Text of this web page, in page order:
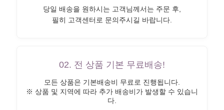
당일 배송을 원하시는 고객님께서는 주문 후,
필히 고객센터로 문의주시길 바랍니다.
02. 전 상품 기본 무료배송!
모든 상품은 기본배송비 무료로 진행됩니다.
※ 상품 및 지역에 따라 추가 배송비가 발생할 수 있습니
다.